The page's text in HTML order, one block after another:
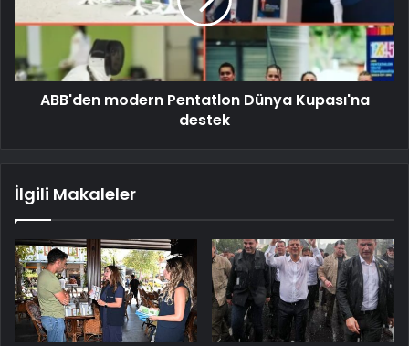
ABB'den modern Pentatlon Dünya Kupası'na
destek
İlgili Makaleler